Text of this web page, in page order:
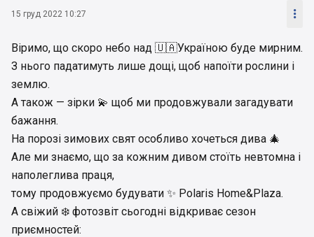
15 груд 2022 10:27 
Віримо, що скоро небо над 🇺🇦Україною буде мирним.
З нього падатимуть лише дощі, щоб напоїти рослини і
землю.
А також — зірки 💫 щоб ми продовжували загадувати
бажання.
На порозі зимових свят особливо хочеться дива 🎄
Але ми знаємо, що за кожним дивом стоїть невтомна і
наполеглива праця,
тому продовжуємо будувати ✨ Polaris Home&Plaza.
А свіжий ❄️ фотозвіт сьогодні відкриває сезон
приємностей: